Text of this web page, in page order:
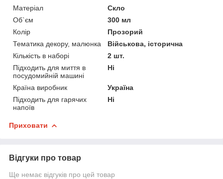
Матеріал
Скло
Об`єм
300 мл
Колір
Прозорий
Тематика декору, малюнка
Військова, історична
Кількість в наборі
2 шт.
Підходить для миття в
посудомийній машині
Ні
Країна виробник
Україна
Підходить для гарячих
напоїв
Ні
Приховати
Відгуки про товар
Ще немає відгуків про цей товар